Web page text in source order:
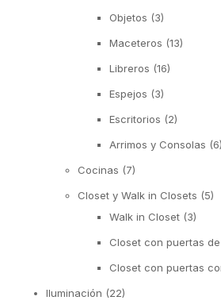
Objetos (3)
Maceteros (13)
Libreros (16)
Espejos (3)
Escritorios (2)
Arrimos y Consolas (6)
Cocinas (7)
Closet y Walk in Closets (5)
Walk in Closet (3)
Closet con puertas
Closet con puertas
Iluminación (22)